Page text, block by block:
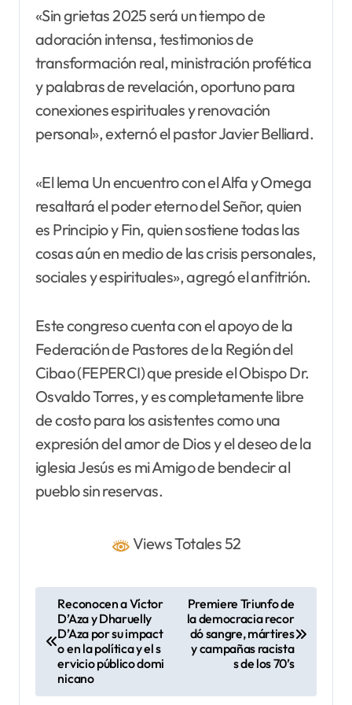
«Sin grietas 2025 será un tiempo de
adoración intensa, testimonios de
transformación real, ministración profética
y palabras de revelación, oportuno para
conexiones espirituales y renovación
personal», externó el pastor Javier Belliard.
«El lema Un encuentro con el Alfa y Omega
resaltará el poder eterno del Señor, quien
es Principio y Fin, quien sostiene todas las
cosas aún en medio de las crisis personales,
sociales y espirituales», agregó el anfitrión.
Este congreso cuenta con el apoyo de la
Federación de Pastores de la Región del
Cibao (FEPERCI) que preside el Obispo Dr.
Osvaldo Torres, y es completamente libre
de costo para los asistentes como una
expresión del amor de Dios y el deseo de la
iglesia Jesús es mi Amigo de bendecir al
pueblo sin reservas.
Views Totales 52
Reconocen a Víctor
D’Aza y Dharuelly
D’Aza por su impact
o en la política y el s
ervicio público domi
nicano
Premiere Triunfo de
la democracia recor
dó sangre, mártires
y campañas racista
s de los 70’s